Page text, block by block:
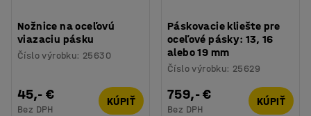
Nožnice na oceľovú
viazaciu pásku
Číslo výrobku: 25630
45,- €
Bez DPH
KÚPIŤ
Páskovacie kliešte pre
oceľové pásky: 13, 16
alebo 19 mm
Číslo výrobku: 25629
759,- €
Bez DPH
KÚPIŤ